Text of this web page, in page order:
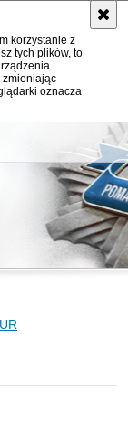
korzystanie z
tych plików, to
zmieniając
oznacza